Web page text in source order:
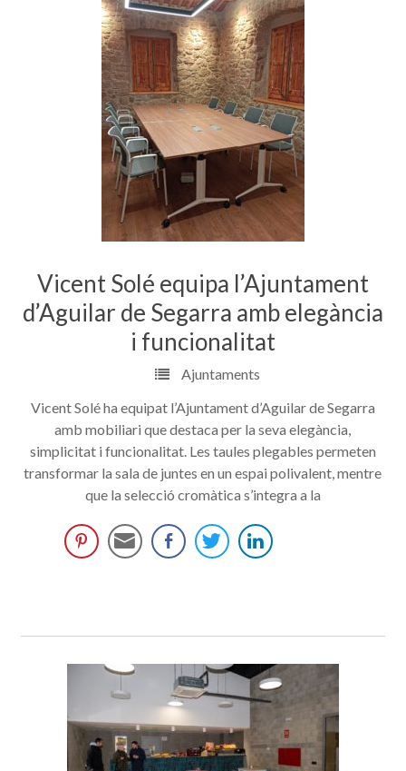
Vicent Solé equipa l’Ajuntament
d’Aguilar de Segarra amb elegància
i funcionalitat
Ajuntaments
Vicent Solé ha equipat l’Ajuntament d’Aguilar de Segarra
amb mobiliari que destaca per la seva elegància,
simplicitat i funcionalitat. Les taules plegables permeten
transformar la sala de juntes en un espai polivalent, mentre
que la selecció cromàtica s’integra a la